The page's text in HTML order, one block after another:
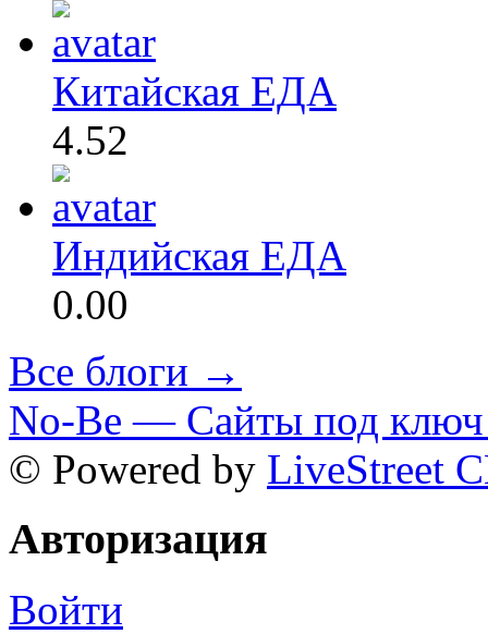
Китайская ЕДА
4.52
Индийская ЕДА
0.00
Все блоги →
No-Be — Сайты под ключ
© Powered by LiveStreet
Авторизация
Войти